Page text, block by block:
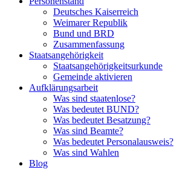
Deutsches Kaiserreich
Weimarer Republik
Bund und BRD
Zusammenfassung
Staatsangehörigkeit
Staatsangehörigkeitsurkunde
Gemeinde aktivieren
Aufklärungsarbeit
Was sind staatenlose?
Was bedeutet BUND?
Was bedeutet Besatzung?
Was sind Beamte?
Was bedeutet Personalausweis?
Was sind Wahlen
Blog